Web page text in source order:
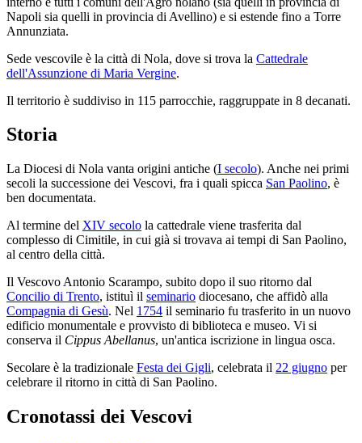
Napoli sia quelli in provincia di Avellino) e si estende fino a Torre
Annunziata.
Sede vescovile è la città di Nola, dove si trova la Cattedrale
dell'Assunzione di Maria Vergine.
Il territorio è suddiviso in 115 parrocchie, raggruppate in 8 decanati.
Storia
La Diocesi di Nola vanta origini antiche (I secolo). Anche nei primi
secoli la successione dei Vescovi, fra i quali spicca San Paolino, è
ben documentata.
Al termine del XIV secolo la cattedrale viene trasferita dal
complesso di Cimitile, in cui già si trovava ai tempi di San Paolino,
al centro della città.
Il Vescovo Antonio Scarampo, subito dopo il suo ritorno dal
Concilio di Trento, istituì il seminario diocesano, che affidò alla
Compagnia di Gesù. Nel 1754 il seminario fu trasferito in un nuovo
edificio monumentale e provvisto di biblioteca e museo. Vi si
conserva il Cippus Abellanus, un'antica iscrizione in lingua osca.
Secolare è la tradizionale Festa dei Gigli, celebrata il 22 giugno per
celebrare il ritorno in città di San Paolino.
Cronotassi dei Vescovi